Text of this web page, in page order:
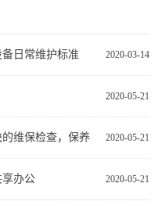
2020-03-14
日常维护标准
2020-05-21
2020-05-21
维保检查，保养
2020-05-21
享办公